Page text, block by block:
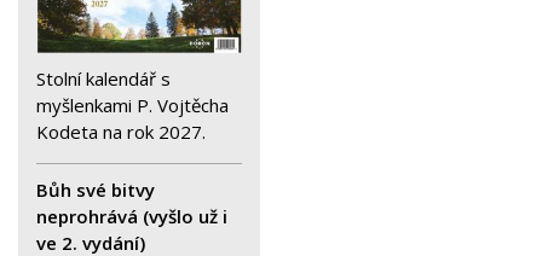
Stolní kalendář s
myšlenkami P. Vojtěcha
Kodeta na rok 2027.
Bůh své bitvy
neprohrává (vyšlo už i
ve 2. vydání)